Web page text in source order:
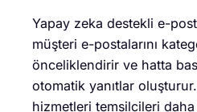
Yapay zeka destekli e-
müşteri e-postalarını
önceliklendirir ve hatta
otomatik yanıtlar
hizmetleri temsilcileri